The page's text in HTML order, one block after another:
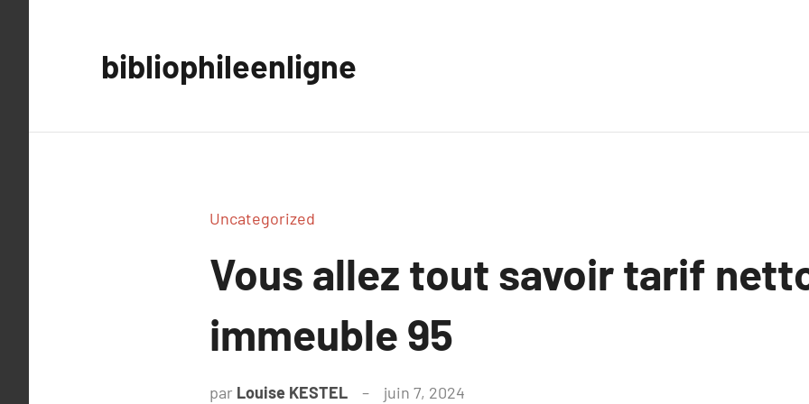
bibliophileenligne
Uncategorized
Vous allez tout savoir tarif
immeuble 95
par Louise KESTEL juin 7, 2024